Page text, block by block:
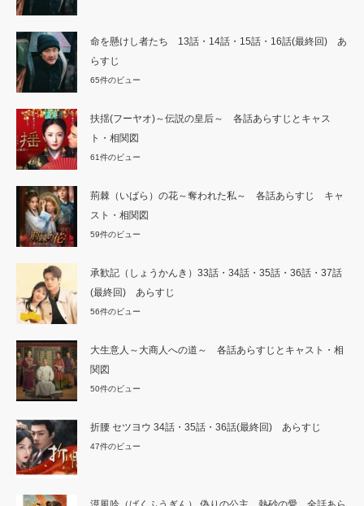
命を懸けし者たち 13話・14話・15話・16話(最終回) あ
らすじ
65件のビュー
扶揺(フーヤオ)～伝説の皇后～ 各話あらすじとキャス
ト・相関図
61件のビュー
荊棘（いばら）の花～奪われた私～ 各話あらすじ キャ
スト・相関図
59件のビュー
承歓記（しょうかんき）33話・34話・35話・36話・37話
(最終回) あらすじ
56件のビュー
大生意人～大商人への道～ 各話あらすじとキャスト・相
関図
50件のビュー
折腰 セツヨウ 34話・35話・36話(最終回) あらすじ
47件のビュー